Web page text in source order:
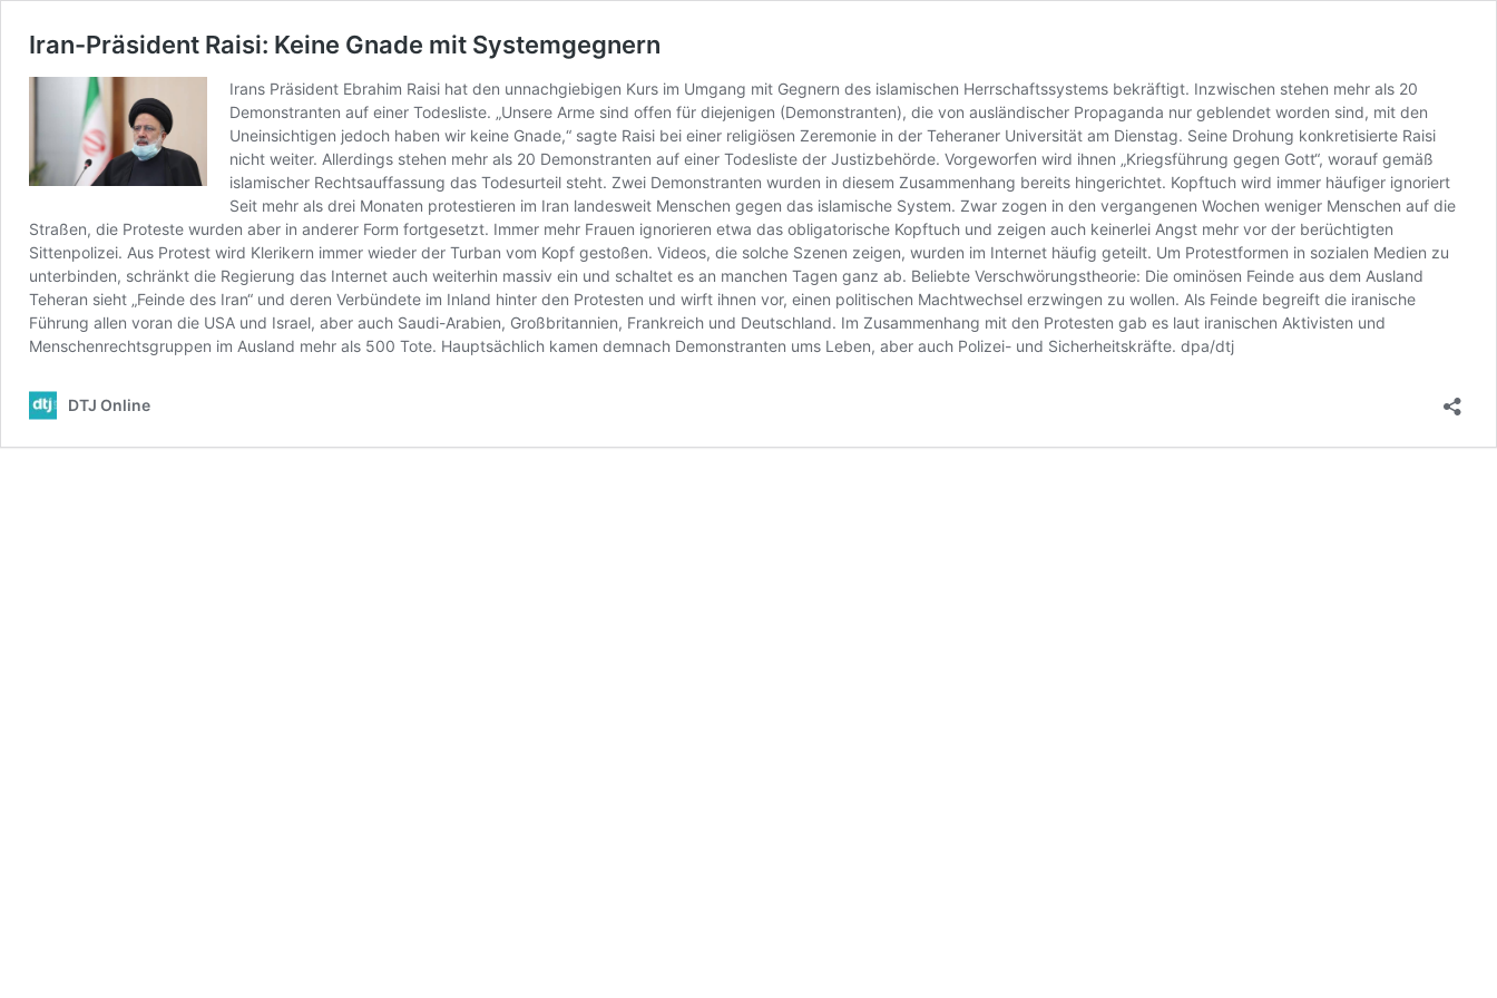
Iran-Präsident Raisi: Keine Gnade mit Systemgegnern
Irans Präsident Ebrahim Raisi hat den unnachgiebigen Kurs im Umgang mit Gegnern des islamischen Herrschaftssystems bekräftigt. Inzwischen stehen mehr als 20
Demonstranten auf einer Todesliste. „Unsere Arme sind offen für diejenigen (Demonstranten), die von ausländischer Propaganda nur geblendet worden sind, mit den
Uneinsichtigen jedoch haben wir keine Gnade,“ sagte Raisi bei einer religiösen Zeremonie in der Teheraner Universität am Dienstag. Seine Drohung konkretisierte Raisi
nicht weiter. Allerdings stehen mehr als 20 Demonstranten auf einer Todesliste der Justizbehörde. Vorgeworfen wird ihnen „Kriegsführung gegen Gott“, worauf gemäß
islamischer Rechtsauffassung das Todesurteil steht. Zwei Demonstranten wurden in diesem Zusammenhang bereits hingerichtet. Kopftuch wird immer häufiger ignoriert
Seit mehr als drei Monaten protestieren im Iran landesweit Menschen gegen das islamische System. Zwar zogen in den vergangenen Wochen weniger Menschen auf die
Straßen, die Proteste wurden aber in anderer Form fortgesetzt. Immer mehr Frauen ignorieren etwa das obligatorische Kopftuch und zeigen auch keinerlei Angst mehr vor der berüchtigten
Sittenpolizei. Aus Protest wird Klerikern immer wieder der Turban vom Kopf gestoßen. Videos, die solche Szenen zeigen, wurden im Internet häufig geteilt. Um Protestformen in sozialen Medien zu
unterbinden, schränkt die Regierung das Internet auch weiterhin massiv ein und schaltet es an manchen Tagen ganz ab. Beliebte Verschwörungstheorie: Die ominösen Feinde aus dem Ausland
Teheran sieht „Feinde des Iran“ und deren Verbündete im Inland hinter den Protesten und wirft ihnen vor, einen politischen Machtwechsel erzwingen zu wollen. Als Feinde begreift die iranische
Führung allen voran die USA und Israel, aber auch Saudi-Arabien, Großbritannien, Frankreich und Deutschland. Im Zusammenhang mit den Protesten gab es laut iranischen Aktivisten und
Menschenrechtsgruppen im Ausland mehr als 500 Tote. Hauptsächlich kamen demnach Demonstranten ums Leben, aber auch Polizei- und Sicherheitskräfte. dpa/dtj
DTJ Online